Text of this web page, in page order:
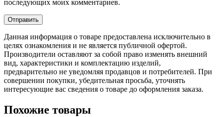
последующих моих комментариев.
Данная информация о товаре предоставлена исключительно в
целях ознакомления и не является публичной офертой.
Производители оставляют за собой право изменять внешний
вид, характеристики и комплектацию изделий,
предварительно не уведомляя продавцов и потребителей. При
совершении покупки, убедительная просьба, уточнять
интересующие вас сведения о товаре до оформления заказа.
Похожие товары